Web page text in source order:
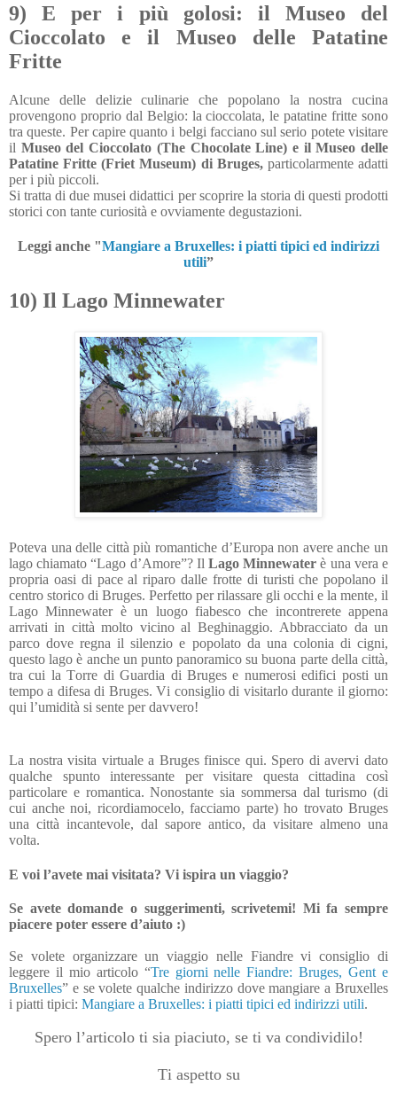
9) E per i più golosi: il Museo del
Cioccolato e il Museo delle Patatine
Fritte
Alcune delle delizie culinarie che popolano la nostra cucina
provengono proprio dal Belgio: la cioccolata, le patatine fritte sono
tra queste. Per capire quanto i belgi facciano sul serio potete visitare
il Museo del Cioccolato (The Chocolate Line) e il Museo delle
Patatine Fritte (Friet Museum) di Bruges, particolarmente adatti
per i più piccoli.
Si tratta di due musei didattici per scoprire la storia di questi prodotti
storici con tante curiosità e ovviamente degustazioni.
Leggi anche "Mangiare a Bruxelles: i piatti tipici ed indirizzi
utili”
10) Il Lago Minnewater
Poteva una delle città più romantiche d’Europa non avere anche un
lago chiamato “Lago d’Amore”? Il Lago Minnewaterè una vera e
propria oasi di pace al riparo dalle frotte di turisti che popolano il
centro storico di Bruges. Perfetto per rilassare gli occhi e la mente, il
Lago Minnewater è un luogo fiabesco che incontrerete appena
arrivati in città molto vicino al Beghinaggio. Abbracciato da un
parco dove regna il silenzio e popolato da una colonia di cigni,
questo lago è anche un punto panoramico su buona parte della città,
tra cui la Torre di Guardia di Bruges e numerosi edifici posti un
tempo a difesa di Bruges. Vi consiglio di visitarlo durante il giorno:
qui l’umidità si sente per davvero!
La nostra visita virtuale a Bruges finisce qui. Spero di avervi dato
qualche spunto interessante per visitare questa cittadina così
particolare e romantica. Nonostante sia sommersa dal turismo (di
cui anche noi, ricordiamocelo, facciamo parte) ho trovato Bruges
una città incantevole, dal sapore antico, da visitare almeno una
volta.
E voi l’avete mai visitata? Vi ispira un viaggio?
Se avete domande o suggerimenti, scrivetemi! Mi fa sempre
piacere poter essere d’aiuto :)
Se volete organizzare un viaggio nelle Fiandrevi consiglio di
leggere il mio articolo “Tre giorni nelle Fiandre: Bruges, Gent e
Bruxelles” e se voletequalche indirizzo dovemangiare a Bruxelles
i piatti tipici: Mangiare a Bruxelles: i piatti tipici ed indirizzi utili.
Spero l’articolo ti sia piaciuto, se ti va condividilo!
Ti aspetto su